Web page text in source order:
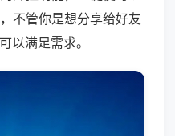
不管你是想分享给好友
以满足需求。